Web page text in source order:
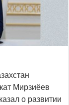
Мирзиёев
о развитии